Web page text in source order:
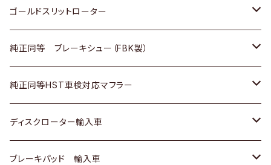
三菱ふそう
ＢＭＷ
三菱ふそう
その他
スバル
マツダ
三菱
スバル
三菱
ダイハツ
マツダ
三菱
スバル
日産
いすゞ
ダイハツ
マツダ
三菱
スズキ
日産
ダイハツ
マツダ
三菱
ホンダ
日産
いすゞ
ダイハツ
マツダ
トヨタ
ホンダ
スズキ
日産
ダイハツ
ゴールドスリットローター
トヨタ
ホンダ
スズキ
日産
純正同等 ブレーキシュー（FBK製）
ホンダ
スズキ
日産
純正同等HST車検対応マフラー
トヨタ
ホンダ
ディスクローター輸入車
ＡＵＤＩ
ブレーキパッド 輸入車